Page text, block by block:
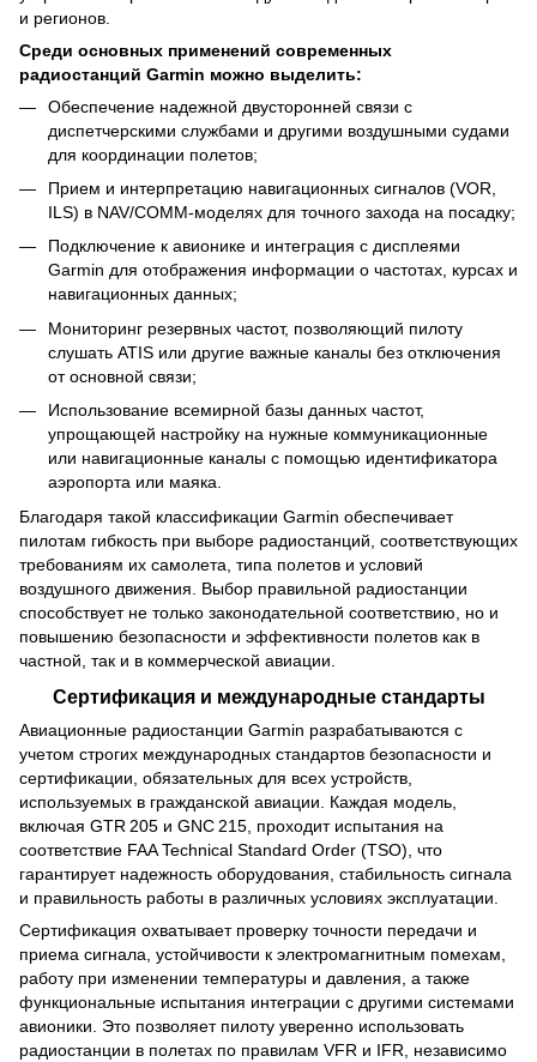
и регионов.
Среди основных применений современных
радиостанций Garmin можно выделить:
Обеспечение надежной двусторонней связи с
диспетчерскими службами и другими воздушными судами
для координации полетов;
Прием и интерпретацию навигационных сигналов (VOR,
ILS) в NAV/COMM‑моделях для точного захода на посадку;
Подключение к авионике и интеграция с дисплеями
Garmin для отображения информации о частотах, курсах и
навигационных данных;
Мониторинг резервных частот, позволяющий пилоту
слушать ATIS или другие важные каналы без отключения
от основной связи;
Использование всемирной базы данных частот,
упрощающей настройку на нужные коммуникационные
или навигационные каналы с помощью идентификатора
аэропорта или маяка.
Благодаря такой классификации Garmin обеспечивает
пилотам гибкость при выборе радиостанций, соответствующих
требованиям их самолета, типа полетов и условий
воздушного движения. Выбор правильной радиостанции
способствует не только законодательной соответствию, но и
повышению безопасности и эффективности полетов как в
частной, так и в коммерческой авиации.
Сертификация и международные стандарты
Авиационные радиостанции Garmin разрабатываются с
учетом строгих международных стандартов безопасности и
сертификации, обязательных для всех устройств,
используемых в гражданской авиации. Каждая модель,
включая GTR 205 и GNC 215, проходит испытания на
соответствие FAA Technical Standard Order (TSO), что
гарантирует надежность оборудования, стабильность сигнала
и правильность работы в различных условиях эксплуатации.
Сертификация охватывает проверку точности передачи и
приема сигнала, устойчивости к электромагнитным помехам,
работу при изменении температуры и давления, а также
функциональные испытания интеграции с другими системами
авионики. Это позволяет пилоту уверенно использовать
радиостанции в полетах по правилам VFR и IFR, независимо